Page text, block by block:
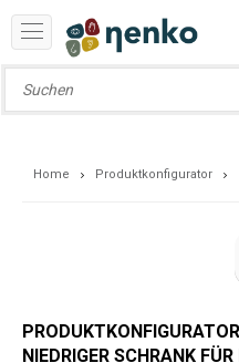
Home Produktkonfigurator
NIEDRIGER SCHRANK